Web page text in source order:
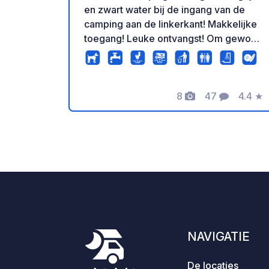
en zwart water bij de ingang van de
camping aan de linkerkant! Makkelijke
toegang! Leuke ontvangst! Om gewoon
het water te legen is het noodzakelijk
om de receptie van de camping te
8
Foto's
47
Commentaren
4.4 ★
NAVIGATIE
De locaties